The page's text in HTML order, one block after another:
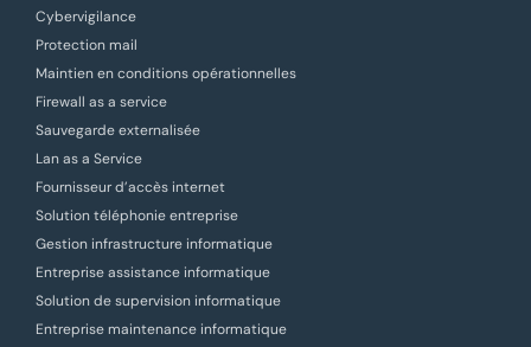
Cybervigilance
Protection mail
Maintien en conditions opérationnelles
Firewall as a service
Sauvegarde externalisée
Lan as a Service
Fournisseur d’accès internet
Solution téléphonie entreprise
Gestion infrastructure informatique
Entreprise assistance informatique
Solution de supervision informatique
Entreprise maintenance informatique